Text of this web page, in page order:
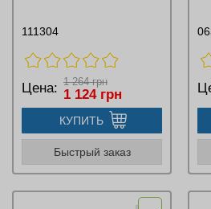
111304
Цена: 1 264 грн
1 124 грн
КУПИТЬ
Быстрый заказ